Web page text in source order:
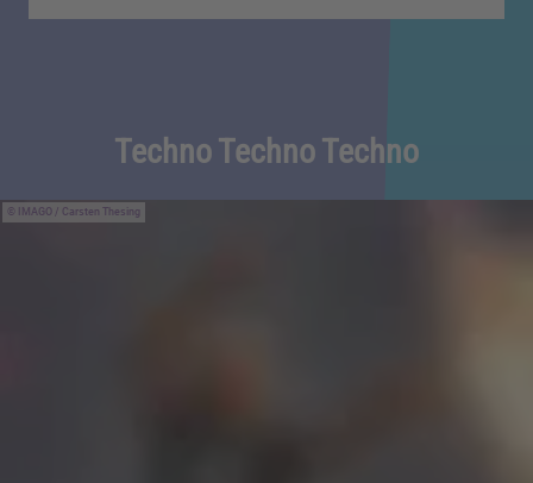
Techno Techno Techno
IMAGO / Carsten Thesing